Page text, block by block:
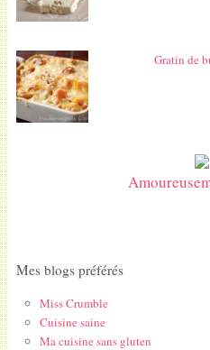
Gratin de
Mes blogs préférés
Miss Crumble
Cuisine saine
Ma cuisine sans gluten